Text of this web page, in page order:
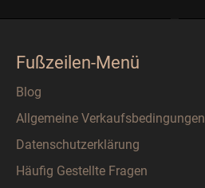
Fußzeilen-Menü
Blog
Allgemeine Verkaufsbedingungen
Datenschutzerklärung
Häufig Gestellte Fragen